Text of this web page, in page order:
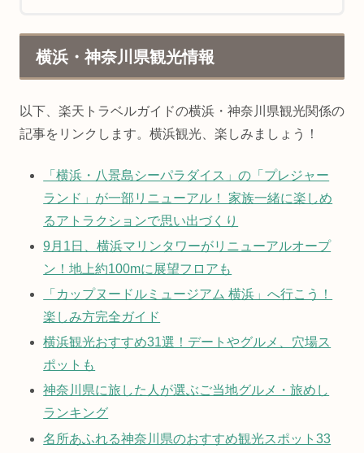
横浜・神奈川県観光情報
以下、楽天トラベルガイドの横浜・神奈川県観光関係の
記事をリンクします。横浜観光、楽しみましょう！
「横浜・八景島シーパラダイス」の「プレジャー
ランド」が一部リニューアル！ 家族一緒に楽しめ
るアトラクションで思い出づくり
9月1日、横浜マリンタワーがリニューアルオープ
ン！地上約100mに展望フロアも
「カップヌードルミュージアム 横浜」へ行こう！
楽しみ方完全ガイド
横浜観光おすすめ31選！デートやグルメ、穴場ス
ポットも
神奈川県に旅した人が選ぶご当地グルメ・旅めし
ランキング
名所あふれる神奈川県のおすすめ観光スポット33